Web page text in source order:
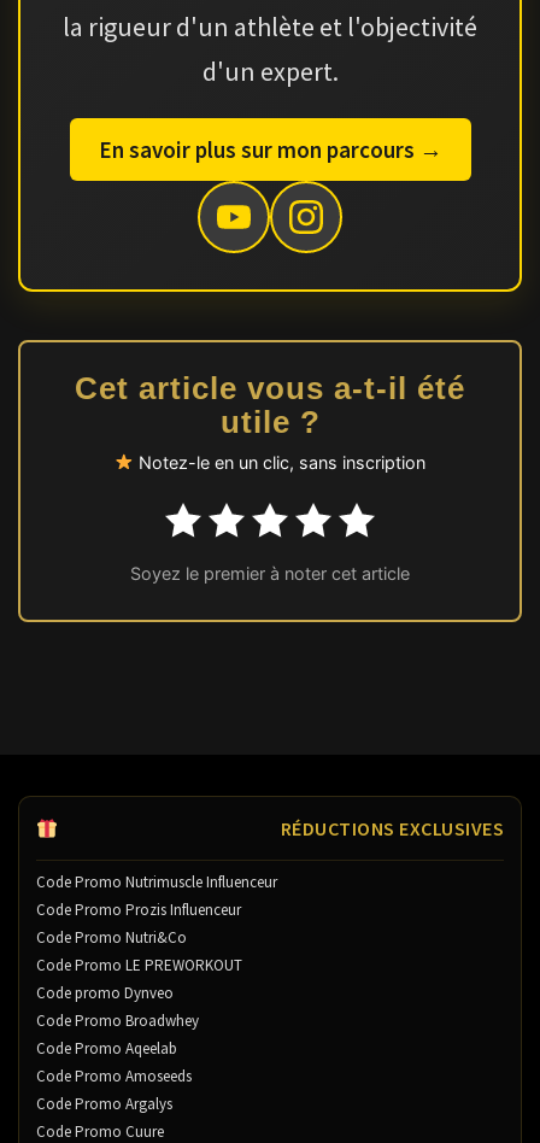
la rigueur d'un athlète et l'objectivité
d'un expert.
En savoir plus sur mon parcours →
Cet article vous a-t-il été
utile ?
Notez-le en un clic, sans inscription
Soyez le premier à noter cet article
RÉDUCTIONS EXCLUSIVES
Code Promo Nutrimuscle Influenceur
Code Promo Prozis Influenceur
Code Promo Nutri&Co
Code Promo LE PREWORKOUT
Code promo Dynveo
Code Promo Broadwhey
Code Promo Aqeelab
Code Promo Amoseeds
Code Promo Argalys
Code Promo Cuure